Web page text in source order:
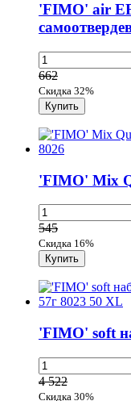
'FIMO' air
662
Скидка 32%
'FIMO' Mix
545
Скидка 16%
'FIMO' soft
4 522
Скидка 30%